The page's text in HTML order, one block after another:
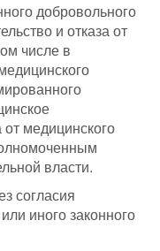
добровольного
и отказа от
числе в
от медицинского
власти.
согласия
иного законного